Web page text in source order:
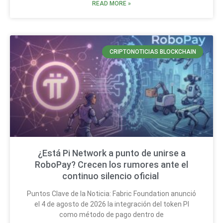
READ MORE »
CRIPTONOTICIAS BLOCKCHAIN
¿Está Pi Network a punto de unirse a
RoboPay? Crecen los rumores ante el
continuo silencio oficial
Puntos Clave de la Noticia: Fabric Foundation anunció
el 4 de agosto de 2026 la integración del token PI
como método de pago dentro de